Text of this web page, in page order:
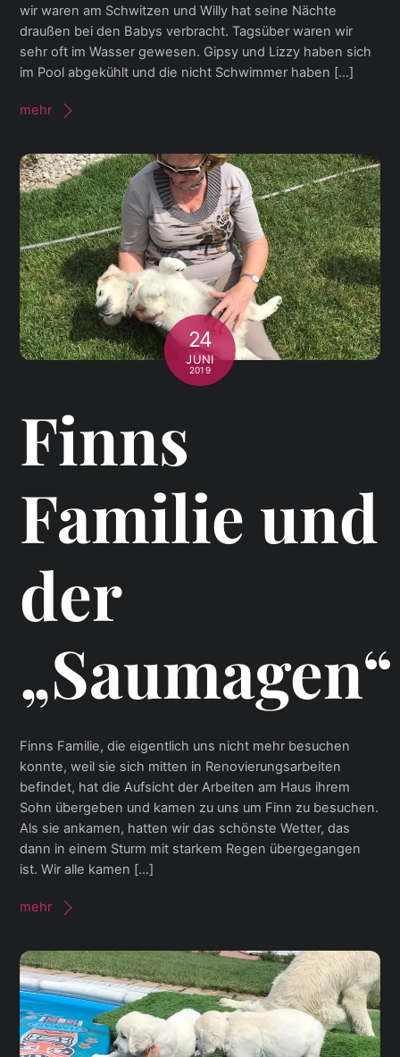
wir waren am Schwitzen und Willy hat seine Nächte
draußen bei den Babys verbracht. Tagsüber waren wir
sehr oft im Wasser gewesen. Gipsy und Lizzy haben sich
im Pool abgekühlt und die nicht Schwimmer haben […]
mehr
24
JUNI
2019
Finns
Familie und
der
„Saumagen“
Finns Familie, die eigentlich uns nicht mehr besuchen
konnte, weil sie sich mitten in Renovierungsarbeiten
befindet, hat die Aufsicht der Arbeiten am Haus ihrem
Sohn übergeben und kamen zu uns um Finn zu besuchen.
Als sie ankamen, hatten wir das schönste Wetter, das
dann in einem Sturm mit starkem Regen übergegangen
ist. Wir alle kamen […]
mehr